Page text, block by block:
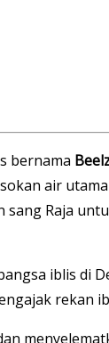
bernama
air
Raja
iblis
rekan